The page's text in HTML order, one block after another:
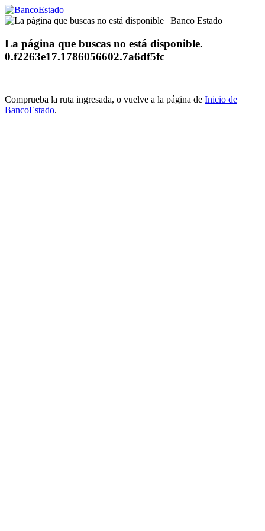
La página que buscas no está disponible.
0.f2263e17.1786056602.7a6df5fc
Comprueba la ruta ingresada, o vuelve a la página de Inicio de
BancoEstado.